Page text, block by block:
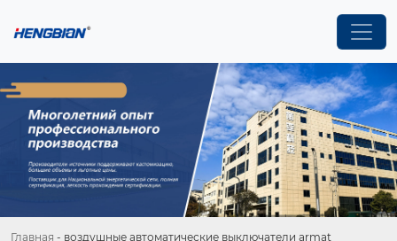
Главная - воздушные автоматические выключатели armat